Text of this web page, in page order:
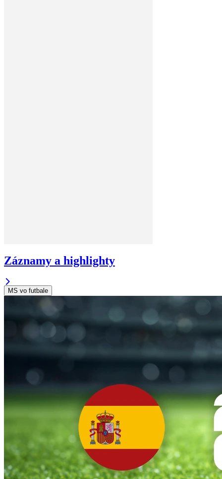
Záznamy a highlighty
MS vo futbale